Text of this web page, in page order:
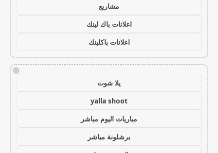
مشاريع
اعلانات باك لينك
اعلانات باكلينك
!
يلا شوت
yalla shoot
مباريات اليوم مباشر
برشلونة مباشر